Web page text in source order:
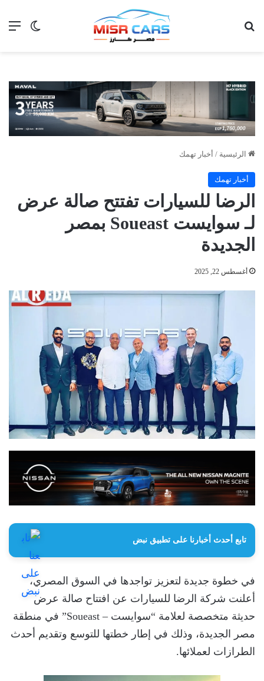
الوضع
الرئيسية / أخبار تهمك
أخبار تهمك
الرضا للسيارات تفتتح صالة عرض
لـ سوايست Soueast بمصر
الجديدة
أغسطس 22, 2025
تابع أحدث أخبارنا على تطبيق نبض
في خطوة جديدة لتعزيز تواجدها في السوق المصري،
أعلنت شركة الرضا للسيارات عن افتتاح صالة عرض
حديثة متخصصة لعلامة “سوايست – Soueast” في منطقة
مصر الجديدة، وذلك في إطار خطتها للتوسع وتقديم أحدث
الطرازات لعملائها.